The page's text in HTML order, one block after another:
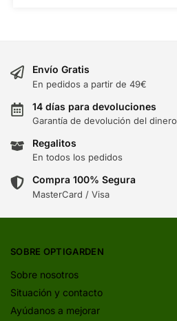
Envío Gratis
En pedidos a partir de 49€
14 días para devoluciones
Garantía de devolución del dinero
Regalitos
En todos los pedidos
Compra 100% Segura
MasterCard / Visa
SOBRE OPTIGARDEN
Sobre nosotros
Situación y contacto
Ayúdanos a mejorar